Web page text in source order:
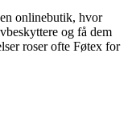
onlinebutik, hvor
og få dem
roser ofte Føtex for